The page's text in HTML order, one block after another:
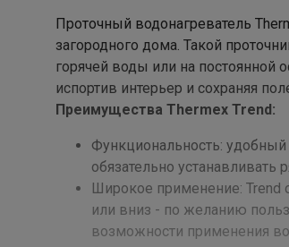
Проточный водонагреватель
загородного дома. Такой
горячей воды или на постоянной
испортив интерьер и сохраняя
Преимущества Thermex Trend:
Функциональность: удобный
обязательно
Широкое применение: Trend
или вниз - по желанию
возможности применения